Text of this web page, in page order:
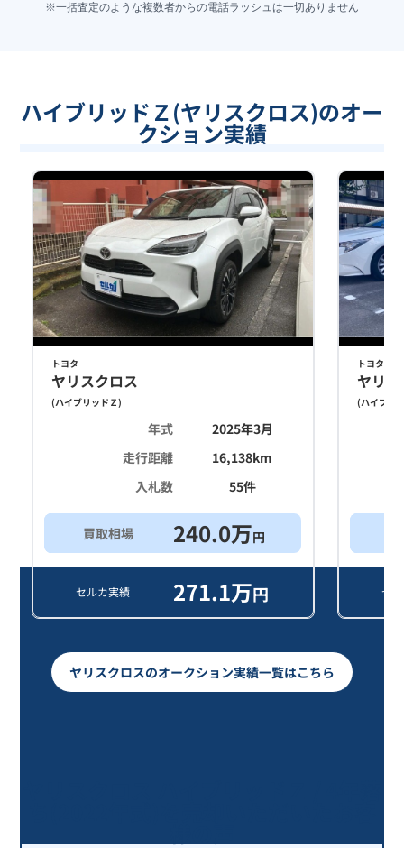
※一括査定のような複数者からの電話ラッシュは一切ありません
ハイブリッドＺ(ヤリスクロス)のオー
クション実績
トヨタ
ヤリスクロス
(ハイブリッドＺ)
年式
2025年3月
走行距離
16,138km
入札数
55件
買取相場 240.0万円
セルカ実績 271.1万円
トヨタ
ヤリ
(ハイブリ
セ
ヤリスクロスのオークション実績一覧はこちら